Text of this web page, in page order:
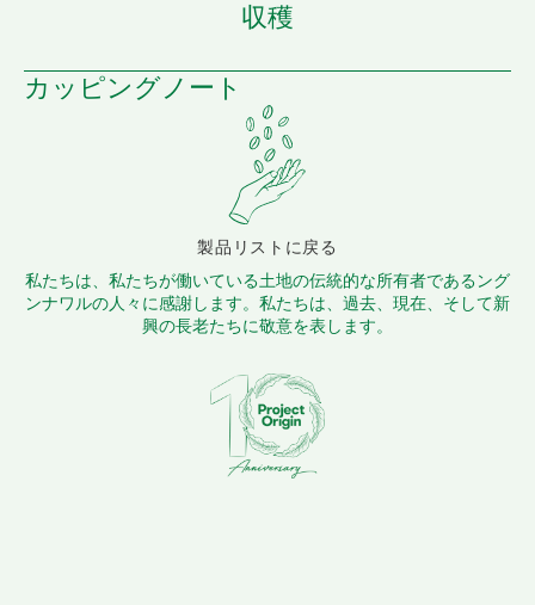
収穫
カッピングノート
製品リストに戻る
私たちは、私たちが働いている土地の伝統的な所有者であるング
ンナワルの人々に感謝します。私たちは、過去、現在、そして新
興の長老たちに敬意を表します。